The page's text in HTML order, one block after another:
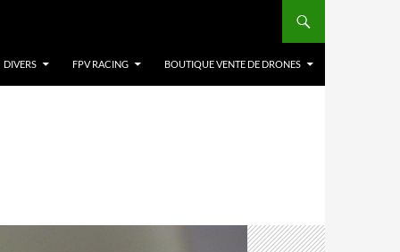
DIVERS FPV RACING BOUTIQUE VENTE DE DRONES